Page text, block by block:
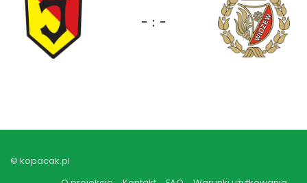
- : -
© kopacak.pl